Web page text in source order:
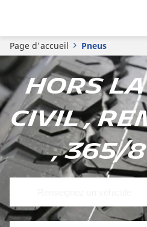
Page d'accueil Pneus
Hors
civil ,
, 365/